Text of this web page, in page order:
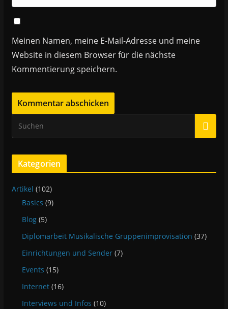
Meinen Namen, meine E-Mail-Adresse und meine
Website in diesem Browser für die nächste
Kommentierung speichern.
Kategorien
Artikel (102)
Basics (9)
Blog(5)
Diplomarbeit Musikalische Gruppenimprovisation (37)
Einrichtungen und Sender(7)
Events (15)
Internet(16)
Interviews und Infos (10)